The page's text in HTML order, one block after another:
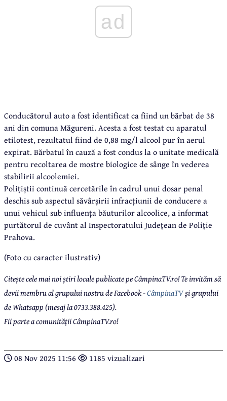
ad
Conducătorul auto a fost identificat ca fiind un bărbat de 38
ani din comuna Măgureni. Acesta a fost testat cu aparatul
etilotest, rezultatul fiind de 0,88 mg/l alcool pur în aerul
expirat. Bărbatul în cauză a fost condus la o unitate medicală
pentru recoltarea de mostre biologice de sânge în vederea
stabilirii alcoolemiei.
Polițiștii continuă cercetările în cadrul unui dosar penal
deschis sub aspectul săvârșirii infracțiunii de conducere a
unui vehicul sub influența băuturilor alcoolice, a informat
purtătorul de cuvânt al Inspectoratului Județean de Poliție
Prahova.
(Foto cu caracter ilustrativ)
Citește cele mai noi știri locale publicate pe CâmpinaTV.ro! Te invităm să
devii membru al grupului nostru de Facebook -CâmpinaTVși grupului
de Whatsapp (mesaj la 0733.388.425).
Fii parte a comunității CâmpinaTV.ro!
08 Nov 2025 11:56 1185 vizualizari